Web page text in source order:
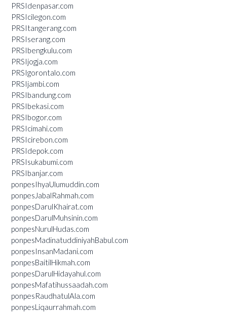
PRSIdenpasar.com
PRSIcilegon.com
PRSItangerang.com
PRSIserang.com
PRSIbengkulu.com
PRSIjogja.com
PRSIgorontalo.com
PRSIjambi.com
PRSIbandung.com
PRSIbekasi.com
PRSIbogor.com
PRSIcimahi.com
PRSIcirebon.com
PRSIdepok.com
PRSIsukabumi.com
PRSIbanjar.com
ponpesIhyaUlumuddin.com
ponpesJabalRahmah.com
ponpesDarulKhairat.com
ponpesDarulMuhsinin.com
ponpesNurulHudas.com
ponpesMadinatuddiniyahBabul.com
ponpesInsanMadani.com
ponpesBaitilHikmah.com
ponpesDarulHidayahul.com
ponpesMafatihussaadah.com
ponpesRaudhatulAla.com
ponpesLiqaurrahmah.com